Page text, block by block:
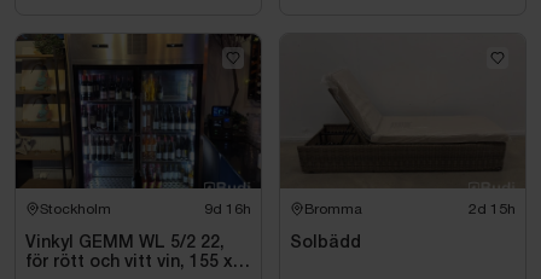
Stockholm 9d 16h
Vinkyl GEMM WL 5/2 22,
för rött och vitt vin, 155 x
Bromma 2d 15h
Solbädd